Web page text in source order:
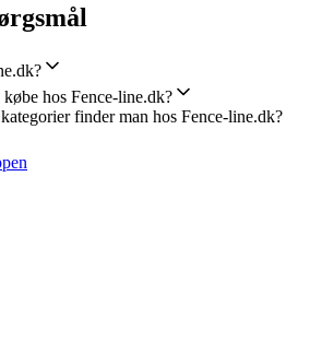
hos Fence-line.dk?
finder man hos Fence-line.dk?